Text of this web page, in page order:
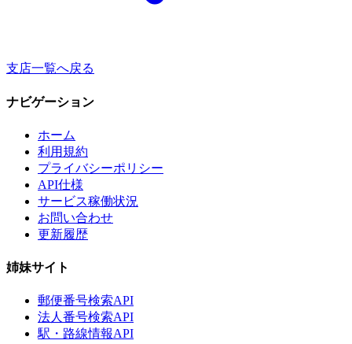
支店一覧へ戻る
ナビゲーション
ホーム
利用規約
プライバシーポリシー
API仕様
サービス稼働状況
お問い合わせ
更新履歴
姉妹サイト
郵便番号検索API
法人番号検索API
駅・路線情報API